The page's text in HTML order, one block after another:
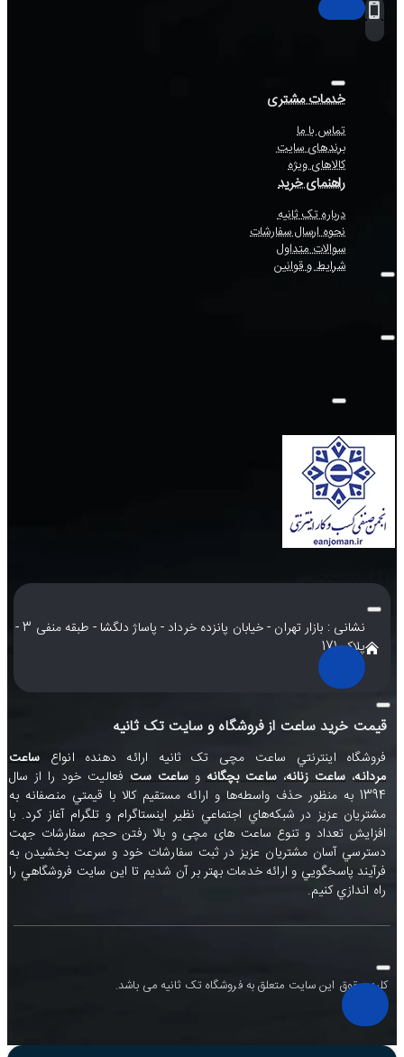
خدمات مشتری
تماس با ما
برندهای سایت
کالاهای ویژه
راهنمای خرید
درباره تک ثانیه
نحوه ارسال سفارشات
سوالات متداول
شرایط و قوانین
نشانی : بازار تهران - خیابان پانزده خرداد - پاساژ دلگشا - طبقه منفی 3 -
پلاک 171
قیمت خرید ساعت از فروشگاه و سایت تک ثانیه
فروشگاه اينترنتي ساعت مچی تک ثانيه ارائه دهنده انواع ساعت
مردانه، ساعت زنانه،ساعت بچگانهو ساعت ستفعاليت خود را از سال
1394 به منظور حذف واسطه‌ها و ارائه مستقيم کالا با قيمتي منصفانه به
مشتريان عزيز در شبکه‌هاي اجتماعي نظير اينستاگرام و تلگرام آغاز کرد. با
افزايش تعداد و تنوع ساعت های مچی و بالا رفتن حجم سفارشات جهت
دسترسي آسان مشتريان عزيز در ثبت سفارشات خود و سرعت بخشيدن به
فرآيند پاسخگويي و ارائه خدمات بهتر بر آن شديم تا اين سايت فروشگاهي را
راه اندازي کنيم.
کلیه حقوق این سایت متعلق به فروشگاه تک ثانیه می باشد.